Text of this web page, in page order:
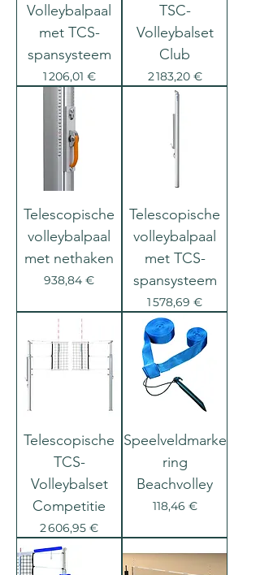
Volleybalpaal
met TCS-
spansysteem
Prix
1 206,01 €
TSC-
Volleybalset
Club
Prix
2 183,20 €
Telescopische
volleybalpaal
met nethaken
Prix
938,84 €
Telescopische
volleybalpaal
met TCS-
spansysteem
Prix
1 578,69 €
Telescopische
TCS-
Volleybalset
Competitie
Prix
2 606,95 €
Speelveldmarke
ring
Beachvolley
Prix
118,46 €